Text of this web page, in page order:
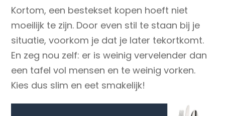
Kortom, een bestekset kopen hoeft niet
moeilijk te zijn. Door even stil te staan bij je
situatie, voorkom je dat je later tekortkomt.
En zeg nou zelf: er is weinig vervelender dan
een tafel vol mensen en te weinig vorken.
Kies dus slim en eet smakelijk!